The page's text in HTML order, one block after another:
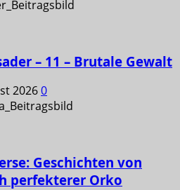
– 11 – Brutale Gewalt
20260
Geschichten von
perfekterer Orko